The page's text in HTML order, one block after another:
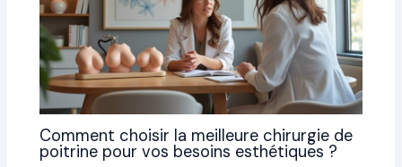
Comment choisir la meilleure chirurgie de
poitrine pour vos besoins esthétiques ?